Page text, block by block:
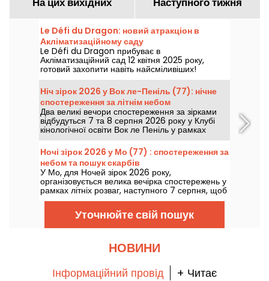
Le Défi du Dragon: новий атракціон в
Акліматизаційному саду
Le Défi du Dragon прибуває в
Акліматизаційний сад 12 квітня 2025 року,
готовий захопити навіть найсміливіших!
Тримайтеся міцніше, ці вогняні американські
гірки перенесуть вас у пригоду, сповнену
крутих поворотів та гострих відчуттів.
Наважишся кинути виклик звіру?
Ніч зірок 2026 у Вок ле-Пеніль (77): нічне
спостереження за літнім небом
Два великі вечори спостереження за зірками
відбудуться 7 та 8 серпня 2026 року у Клубі
кінологічної освіти Вок ле Пеніль у рамках
нового випуску Ночей зірок.
Ночі зірок 2026 у Мо (77) : спостереження за
небом та пошук скарбів
У Мо, для Ночей зірок 2026 року,
організовується велика вечірка спостережень у
рамках літніх розваг, наступного 7 серпня, щоб
стати справжнім експертом з планет і зірок!
Уточнюйте свій пошук
НОВИНИ
Інформаційний провід + Читає